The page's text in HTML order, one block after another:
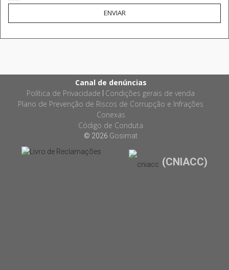
ENVIAR
Canal de denúncias
Política de Privacidade Condições gerais de venda
Plano de Prevenção de Riscos de Corrupção e Infrações
Conexas
Código de Conduta
© 2026 Gosimat
(CNIACC)